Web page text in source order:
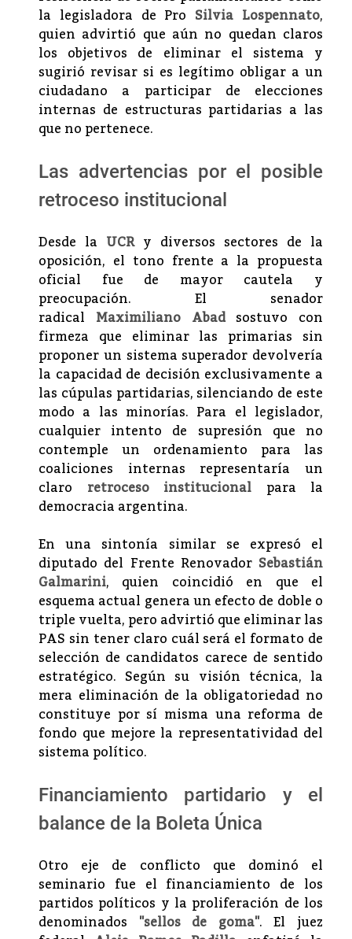
la legisladora de Pro Silvia Lospennato,
quien advirtió que aún no quedan claros
los objetivos de eliminar el sistema y
sugirió revisar si es legítimo obligar a un
ciudadano a participar de elecciones
internas de estructuras partidarias a las
que no pertenece.
Las advertencias por el posible
retroceso institucional
Desde la UCRy diversos sectores de la
oposición, el tono frente a la propuesta
oficial fue de mayor cautela y
preocupación. El senador
radical Maximiliano Abadsostuvo con
firmeza que eliminar las primarias sin
proponer un sistema superador devolvería
la capacidad de decisión exclusivamente a
las cúpulas partidarias, silenciando de este
modo a las minorías. Para el legislador,
cualquier intento de supresión que no
contemple un ordenamiento para las
coaliciones internas representaría un
claro retroceso institucional para la
democracia argentina.
En una sintonía similar se expresó el
diputado del Frente Renovador Sebastián
Galmarini, quien coincidió en que el
esquema actual genera un efecto de doble o
triple vuelta, pero advirtió que eliminar las
PAS sin tener claro cuál será el formato de
selección de candidatos carece de sentido
estratégico. Según su visión técnica, la
mera eliminación de la obligatoriedad no
constituye por sí misma una reforma de
fondo que mejore la representatividad del
sistema político.
Financiamiento partidario y el
balance de la Boleta Única
Otro eje de conflicto que dominó el
seminario fue el financiamiento de los
partidos políticos y la proliferación de los
denominados "sellos de goma". El juez